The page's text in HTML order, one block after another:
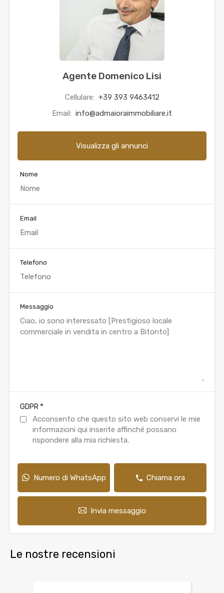
Agente Domenico Lisi
Cellulare: +39 393 9463412
Email: info@admaioraimmobiliare.it
Visualizza gli annunci
Nome
Email
Telefono
Messaggio
GDPR *
Acconsento che questo sito web conservi le mie
informazioni qui inserite affinché possano
rispondere alla mia richiesta.
Numero di WhatsApp Chiama ora
Invia messaggio
Le nostre recensioni